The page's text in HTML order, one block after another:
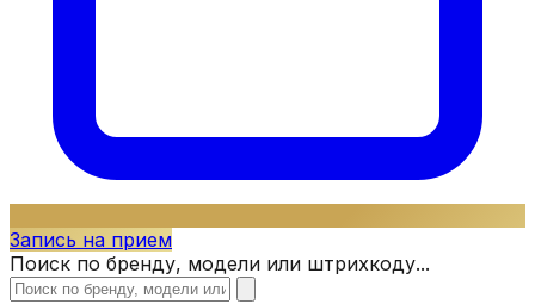
Запись на прием
Поиск по бренду, модели или штрихкоду...